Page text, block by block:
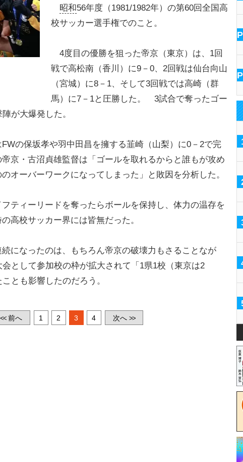
昭和56年度（1981/1982年）の第60回全国高
校サッカー選手権でのこと。
4度目の優勝を狙った帝京（東京）は、1回
戦で高松南（香川）に9－0、2回戦は仙台向山
（宮城）に8－1、そして3回戦では高崎（群
馬）に7－1と圧勝した。 3試合で奪ったゴー
が大爆発した。
の保坂孝や羽中田昌を擁する韮崎（山梨）に0－2で完
京・古沼貞雄監督は「ゴールを取れるからと誰もが攻め
オーバーワークになってしまった」と敗因を分析した。
ティーリードを奪ったらボールを保持し、体力の温存を
高校サッカー界には皆無だった。
になったのは、もちろん帝京の破壊力もさることなが
として参加校の枠が拡大されて「1県1校（東京は2
とも影響したのだろう。
<<前へ 1 2 3 4 次へ >>